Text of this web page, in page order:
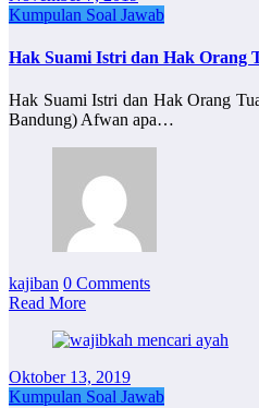
Kumpulan Soal Jawab
Hak Suami Istri dan Hak Orang
Hak Suami Istri dan Hak Orang
Bandung) Afwan apa…
kajiban 0 Comments
Read More
Oktober 13, 2019
Kumpulan Soal Jawab